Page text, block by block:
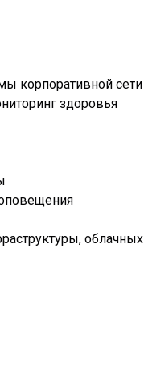
корпоративной сети
здоровья
облачных